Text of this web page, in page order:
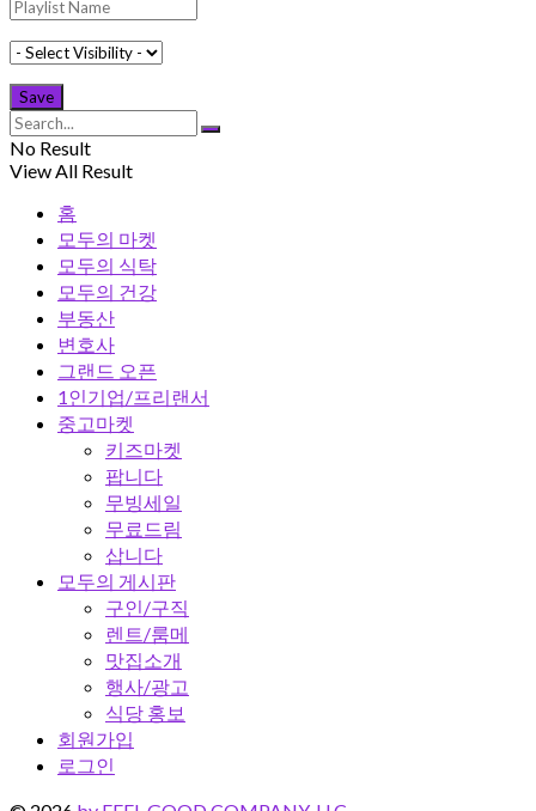
No Result
View All Result
홈
모두의 마켓
모두의 식탁
모두의 건강
부동산
변호사
그랜드 오픈
1인기업/프리랜서
중고마켓
키즈마켓
팝니다
무빙세일
무료드림
삽니다
모두의 게시판
구인/구직
렌트/룸메
맛집소개
행사/광고
식당 홍보
회원가입
로그인